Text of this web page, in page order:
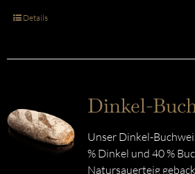
Details
Dinkel-
Unser Dinkel-
% Dinkel und 40 %
Natursauerteig